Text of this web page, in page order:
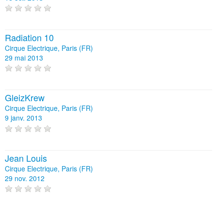
Radiation 10
Cirque Electrique, Paris (FR)
29 mai 2013
GleizKrew
Cirque Electrique, Paris (FR)
9 janv. 2013
Jean Louis
Cirque Electrique, Paris (FR)
29 nov. 2012